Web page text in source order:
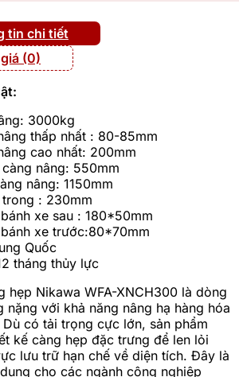
tin chi tiết
(0)
3000kg
thấp nhất : 80-85mm
cao nhất: 200mm
nâng: 550mm
nâng: 1150mm
: 230mm
xe sau : 180*50mm
xe trước:80*70mm
Quốc
tháng thủy lực
hẹp Nikawa WFA-XNCH300 là dòng
nặng với khả năng nâng hạ hàng hóa
có tải trọng cực lớn, sản phẩm
kế càng hẹp đặc trưng để len lỏi
lưu trữ hạn chế về diện tích. Đây là
cho các ngành công nghiệp